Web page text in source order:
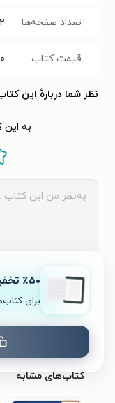
تعداد صفحه‌ها
قیمت کتاب
نظر شما دربارهٔ این
به
نظری
کتاب‌های مشابه
٪۵۰ تخفیف ویژۀ اولین خرید
برای